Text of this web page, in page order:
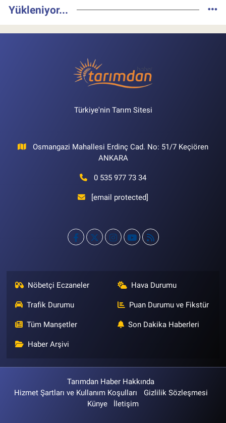
Yükleniyor...
Türkiye'nin Tarım Sitesi
Osmangazi Mahallesi Erdinç Cad. No: 51/7 Keçiören
ANKARA
0 535 977 73 34
[email protected]
Nöbetçi Eczaneler Hava Durumu
Trafik Durumu Puan Durumu ve Fikstür
Tüm Manşetler Son Dakika Haberleri
Haber Arşivi
Tarımdan Haber Hakkında
Hizmet Şartları ve Kullanım Koşulları
Gizlilik Sözleşmesi
Künye
İletişim